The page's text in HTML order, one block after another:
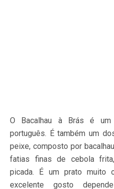
O Bacalhau à Brás é
português. É também um
peixe, composto por
fatias finas de cebola
picada. É um prato muito
excelente gosto